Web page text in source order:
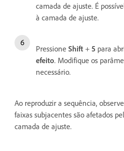
camada de ajuste. É
à camada de ajuste.
Pressione Shift + 5 para
efeito. Modifique os
necessário.
Ao reproduzir a sequência,
faixas subjacentes são afetados
camada de ajuste.